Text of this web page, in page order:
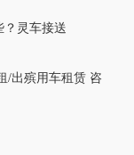
？灵车接送
/出殡用车租赁 咨